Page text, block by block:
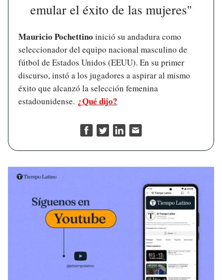
emular el éxito de las mujeres"
Mauricio Pochettino inició su andadura como
seleccionador del equipo nacional masculino de
fútbol de Estados Unidos (EEUU). En su primer
discurso, instó a los jugadores a aspirar al mismo
éxito que alcanzó la selección femenina
estadounidense. ¿Qué dijo?